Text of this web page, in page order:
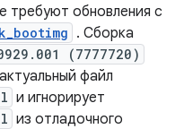
требуют обновления с
. Сборка
(7777720)
актуальный файл
и игнорирует
из отладочного